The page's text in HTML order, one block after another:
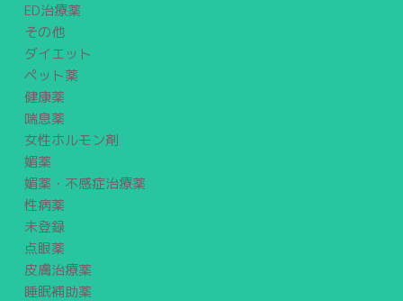
ED治療薬
その他
ダイエット
ペット薬
健康薬
喘息薬
女性ホルモン剤
媚薬
媚薬・不感症治療薬
性病薬
未登録
点眼薬
皮膚治療薬
睡眠補助薬